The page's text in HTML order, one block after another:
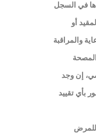
في السجل
أو
والمراقبة
إن وجد
بأي تقييد
للمرض